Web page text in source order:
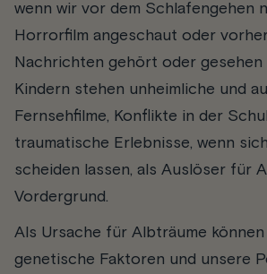
wenn wir vor dem Schlafengehen
Horrorfilm angeschaut oder
Nachrichten gehört oder gesehen
Kindern stehen unheimliche und
Fernsehfilme, Konflikte in der
traumatische Erlebnisse, wenn
scheiden lassen, als Auslöser für
Vordergrund.
Als Ursache für Albträume
genetische Faktoren und unsere